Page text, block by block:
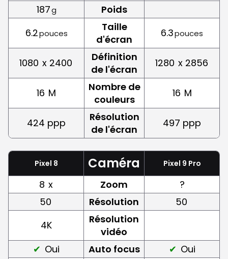
187g
Poids
6.2pouces
Taille
d'écran
6.3pouces
1080 x 2400
Définition
de l'écran
1280 x 2856
16 M
Nombre de
couleurs
16 M
424 ppp
Résolution
de l'écran
497 ppp
Pixel 8 Caméra Pixel 9 Pro
8 x Zoom
?
50
Résolution
50
4K
Résolution
vidéo
Oui
Auto focus
Oui